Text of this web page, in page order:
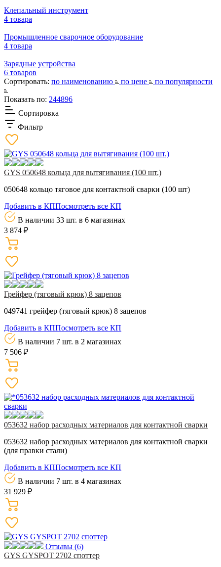
Клепальный инструмент
4 товара
Промышленное сварочное оборудование
4 товара
Зарядные устройства
6 товаров
Сортировать: по наименованию по цене по популярности
Показать по: 244896
Сортировка
Фильтр
GYS 050648 кольца для вытягивания (100 шт.)
050648 кольцо тяговое для контактной сварки (100 шт)
Добавить в КППосмотреть все КП
В наличии 33 шт. в 6 магазинах
3 874 ₽
Грейфер (тяговый крюк) 8 зацепов
049741 грейфер (тяговый крюк) 8 зацепов
Добавить в КППосмотреть все КП
В наличии 7 шт. в 2 магазинах
7 506 ₽
053632 набор расходных материалов для контактной сварки
053632 набор расходных материалов для контактной сварки
(для правки стали)
Добавить в КППосмотреть все КП
В наличии 7 шт. в 4 магазинах
31 929 ₽
Отзывы (6)
GYS GYSPOT 2702 споттер